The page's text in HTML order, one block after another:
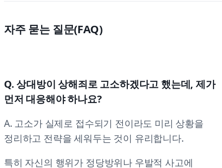
자주 묻는 질문(FAQ)
Q. 상대방이 상해죄로 고소하겠다고 했는데, 제가
먼저 대응해야 하나요?
A. 고소가 실제로 접수되기 전이라도 미리 상황을
정리하고 전략을 세워두는 것이 유리합니다.
특히 자신의 행위가 정당방위나 우발적 사고에